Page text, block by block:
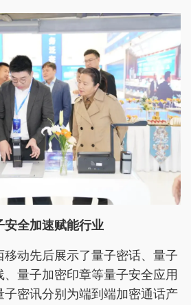
安全加速赋能行业
动先后展示了量子密话、量子
量子加密印章等量子安全应用
子密讯分别为端到端加密通话产